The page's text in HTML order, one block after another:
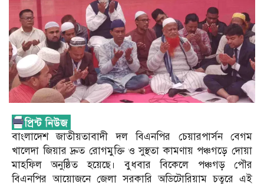
বাংলাদেশ জাতীয়তাবাদী দল বিএনপির চেয়ারপার্সন বেগম
খালেদা জিয়ার দ্রুত রোগমুক্তি ও সুস্থতা কামণায় পঞ্চগড়ে দোয়া
মাহফিল অনুষ্ঠিত হয়েছে। বুধবার বিকেলে পঞ্চগড় পৌর
বিএনপির আয়োজনে জেলা সরকারি অডিটোরিয়াম চত্বরে এই